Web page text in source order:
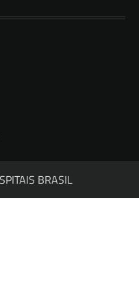
BRASIL